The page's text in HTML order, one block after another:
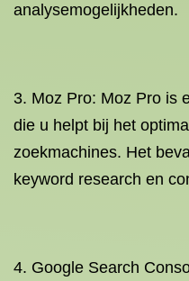
analysemogelijkheden.
3. Moz Pro: Moz Pro is
die u helpt bij het
zoekmachines. Het
keyword research en
4. Google Search